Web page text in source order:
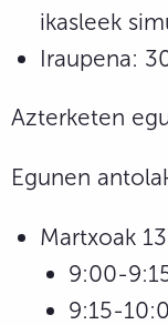
ikasleek
Iraupena:
Azterketen
Egunen
Martxoak
9:00-
9:15-